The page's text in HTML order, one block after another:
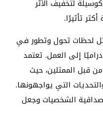
لتخفيف الأثر
تأثيرًا.
لحظات تحول وتطور في
إلى العمل. تعتمد
قبل الممثلين، حيث
التي يواجهونها.
الشخصيات وجعل